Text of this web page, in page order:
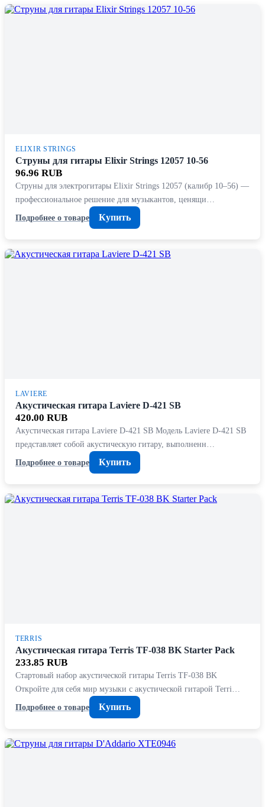
ELIXIR STRINGS
Струны для гитары Elixir Strings 12057 10-56
96.96 RUB
Струны для электрогитары Elixir Strings 12057 (калибр 10–56) —
профессиональное решение для музыкантов, ценящи…
Подробнее о товаре
Купить
LAVIERE
Акустическая гитара Laviere D-421 SB
420.00 RUB
Акустическая гитара Laviere D-421 SB Модель Laviere D-421 SB
представляет собой акустическую гитару, выполненн…
Подробнее о товаре
Купить
TERRIS
Акустическая гитара Terris TF-038 BK Starter Pack
233.85 RUB
Стартовый набор акустической гитары Terris TF-038 BK
Откройте для себя мир музыки с акустической гитарой Terri…
Подробнее о товаре
Купить